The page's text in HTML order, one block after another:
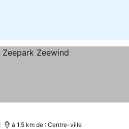
à 1.5 km de : Centre-ville